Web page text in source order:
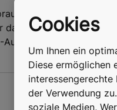
Wartung,
dank Digitalisierung.
Cookies
Um Ihnen ein
Diese ermöglichen
der Verwendung
soziale Medien,